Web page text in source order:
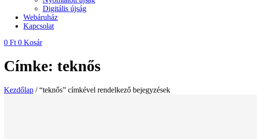
Digitális újság
Webáruház
Kapcsolat
0 Ft 0 Kosár
Címke: teknős
Kezdőlap / “teknős” címkével rendelkező bejegyzések